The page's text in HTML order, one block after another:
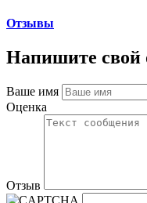
Отзывы
Напишите свой
Ваше имя
Оценка
Отзыв